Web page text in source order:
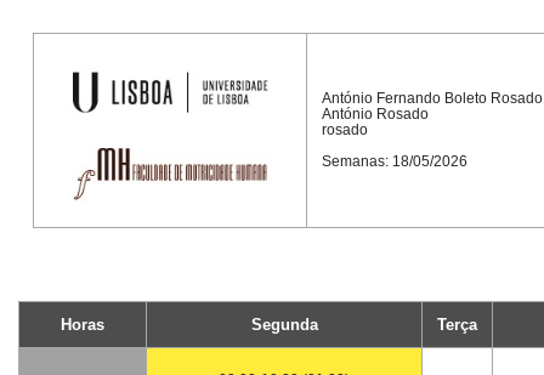
António Fernando Boleto Rosado
António Rosado
rosado
Semanas: 18/05/2026
Horas Segunda Terça